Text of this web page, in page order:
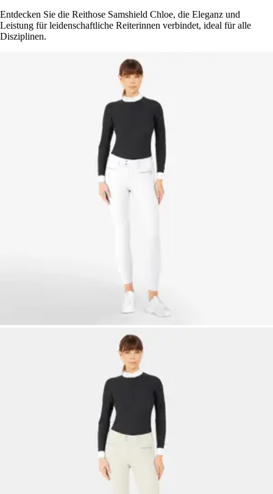
Entdecken Sie die Reithose Samshield Chloe, die Eleganz und
Leistung für leidenschaftliche Reiterinnen verbindet, ideal für alle
Disziplinen.